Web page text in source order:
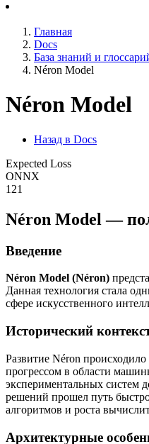
Главная
Docs
База знаний и
Néron Model
Néron Model
Назад в Docs
Expected Loss
ONNX
121
Néron Model —
Введение
Néron Model (Néron)
Данная технология стала
сфере искусственного
Исторический
Развитие Néron
прогрессом в области
экспериментальных
решений прошел путь
алгоритмов и роста
Архитектурные